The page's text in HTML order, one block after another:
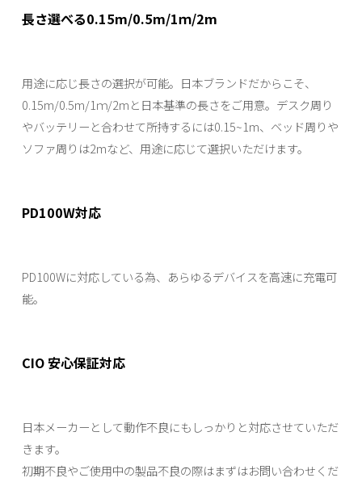
長さ選べる0.15m/0.5m/1ｍ/2m
用途に応じ長さの選択が可能。日本ブランドだからこそ、
0.15m/0.5m/1ｍ/2mと日本基準の長さをご用意。デスク周り
やバッテリーと合わせて所持するには0.15~1m、ベッド周りや
ソファ周りは2mなど、用途に応じて選択いただけます。
PD100W対応
PD100Wに対応している為、あらゆるデバイスを高速に充電可
能。
CIO 安心保証対応
日本メーカーとして動作不良にもしっかりと対応させていただ
きます。
初期不良やご使用中の製品不良の際はまずはお問い合わせくだ